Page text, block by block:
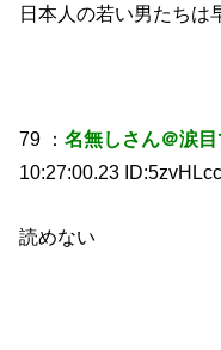
日本人の若い男たちは
79 ：名無しさん＠涙目
10:27:00.23
読めない